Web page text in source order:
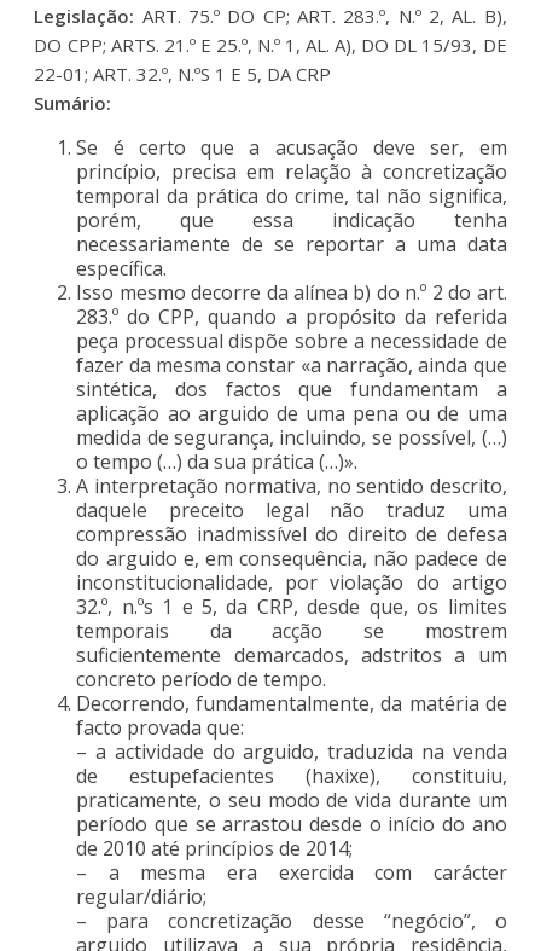
Legislação: ART. 75.º DO CP; ART. 283.º, N.º 2, AL. B),
DO CPP; ARTS. 21.º E 25.º, N.º 1, AL. A), DO DL 15/93, DE
22-01; ART. 32.º, N.ºS 1 E 5, DA CRP
Sumário:
Se é certo que a acusação deve ser, em
princípio, precisa em relação à concretização
temporal da prática do crime, tal não significa,
porém, que essa indicação tenha
necessariamente de se reportar a uma data
específica.
Isso mesmo decorre da alínea b) do n.º 2 do art.
283.º do CPP, quando a propósito da referida
peça processual dispõe sobre a necessidade de
fazer da mesma constar «a narração, ainda que
sintética, dos factos que fundamentam a
aplicação ao arguido de uma pena ou de uma
medida de segurança, incluindo, se possível, (…)
o tempo (…) da sua prática (…)».
A interpretação normativa, no sentido descrito,
daquele preceito legal não traduz uma
compressão inadmissível do direito de defesa
do arguido e, em consequência, não padece de
inconstitucionalidade, por violação do artigo
32.º, n.ºs 1 e 5, da CRP, desde que, os limites
temporais da acção se mostrem
suficientemente demarcados, adstritos a um
concreto período de tempo.
Decorrendo, fundamentalmente, da matéria de
facto provada que:
– a actividade do arguido, traduzida na venda
de estupefacientes (haxixe), constituiu,
praticamente, o seu modo de vida durante um
período que se arrastou desde o início do ano
de 2010 até princípios de 2014;
– a mesma era exercida com carácter
regular/diário;
– para concretização desse “negócio”, o
arguido utilizava a sua própria residência,